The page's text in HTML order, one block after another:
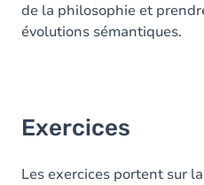
de la philosophie et
évolutions sémantiques.
Exercices
Les exercices portent sur